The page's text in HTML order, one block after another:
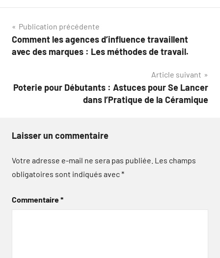
Navigation
de
Publication précédente
Comment les agences d’influence travaillent
avec des marques : Les méthodes de travail.
Article suivant
Poterie pour Débutants : Astuces pour Se Lancer
dans l’Pratique de la Céramique
Laisser un commentaire
Votre adresse e-mail ne sera pas publiée. Les champs
obligatoires sont indiqués avec*
Commentaire*